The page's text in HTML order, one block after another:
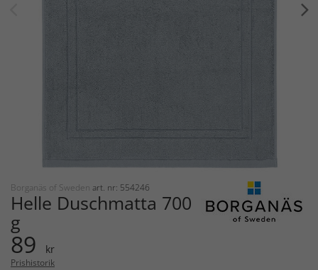
Borganäs of Sweden art. nr: 554246
Helle Duschmatta 700
g
89 kr
Prishistorik